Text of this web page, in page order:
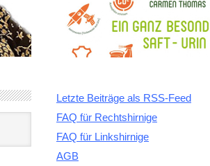
Letzte Beiträge als RSS-Feed
FAQ für Rechtshirnige
FAQ für Linkshirnige
AGB